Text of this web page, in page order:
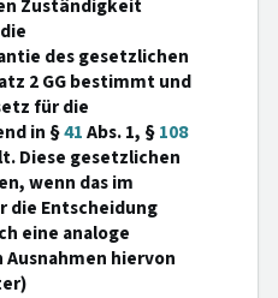
Zuständigkeit
des gesetzlichen
2 GG bestimmt und
für die
in §41Abs. 1, §108
Diese gesetzlichen
wenn das im
die Entscheidung
eine analoge
hiervon